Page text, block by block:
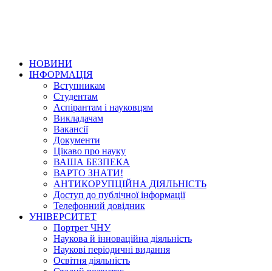
НОВИНИ
ІНФОРМАЦІЯ
Вступникам
Студентам
Аспірантам і науковцям
Викладачам
Вакансії
Документи
Цікаво про науку
ВАША БЕЗПЕКА
ВАРТО ЗНАТИ!
АНТИКОРУПЦІЙНА ДІЯЛЬНІСТЬ
Доступ до публічної інформації
Телефонний довідник
УНІВЕРСИТЕТ
Портрет ЧНУ
Наукова й інноваційна діяльність
Наукові періодичні видання
Освітня діяльність